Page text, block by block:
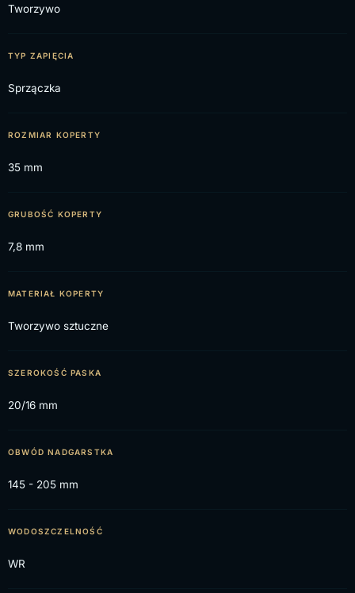
Tworzywo
TYP ZAPIĘCIA
Sprzączka
ROZMIAR KOPERTY
35 mm
GRUBOŚĆ KOPERTY
7,8 mm
MATERIAŁ KOPERTY
Tworzywo sztuczne
SZEROKOŚĆ PASKA
20/16 mm
OBWÓD NADGARSTKA
145 - 205 mm
WODOSZCZELNOŚĆ
WR